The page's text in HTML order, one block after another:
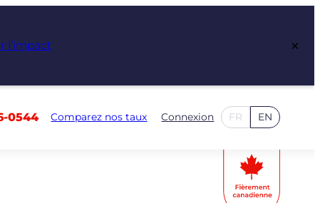
l’impact ×
0544 Comparez nos taux Connexion FR EN